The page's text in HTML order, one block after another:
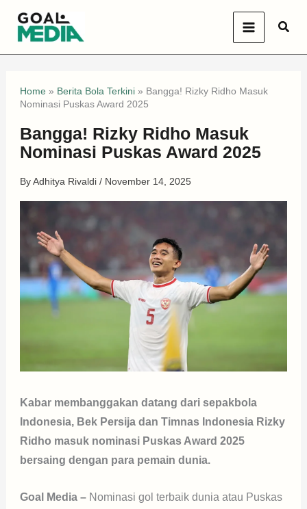
Home» Berita Bola Terkini» Bangga! Rizky Ridho Masuk
Nominasi Puskas Award 2025
Bangga! Rizky Ridho Masuk
Nominasi Puskas Award 2025
ByAdhitya Rivaldi / November 14, 2025
Kabar membanggakan datang dari sepakbola
Indonesia, Bek Persija dan Timnas Indonesia Rizky
Ridho masuk nominasi Puskas Award 2025
bersaing dengan para pemain dunia.
Goal Media – Nominasi gol terbaik dunia atau Puskas